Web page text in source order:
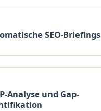
SEO-Briefings
Analyse und Gap-